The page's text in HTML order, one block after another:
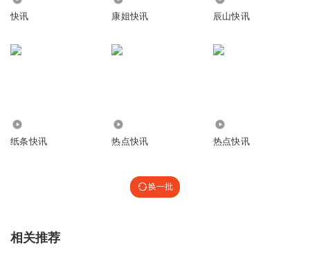
科幻电影之夜邀请国内即将上映的两部优质科幻影片进行推
与思想碰撞。会聚海内外知名的科幻电影人、科幻作家、科
点映投票的方式，评选出十六部经典科幻影片和优秀科幻短
科幻嘉年华打造科幻文化盛宴
为营造全域科幻氛围，促进科幻场景消费，4月27日至5月5
SoReal科幻乐园同步举行，为市民带来集潮幻奇遇季、科
快讯 康姐快讯 辰山快讯
纸条快讯 热点快讯 热点快讯
换一批
相关推荐